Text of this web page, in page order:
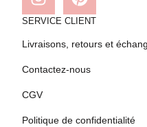
SERVICE CLIENT
Livraisons, retours et
Contactez-nous
CGV
Politique de confidentialité